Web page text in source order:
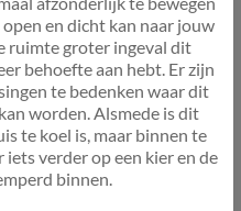
en dicht kan naar jouw
ruimte groter ingeval dit
behoefte aan hebt. Er zijn
te bedenken waar dit
worden. Alsmede is dit
te koel is, maar binnen te
verder op een kier en de
binnen.